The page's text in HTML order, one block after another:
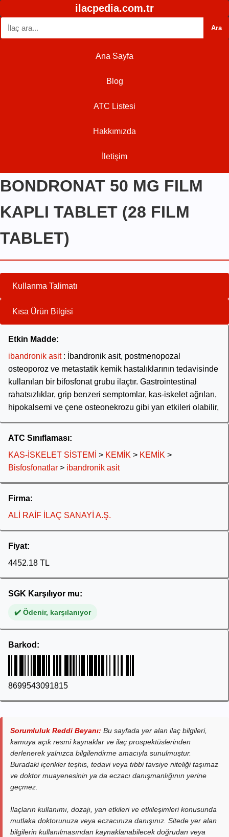
ilacpedia.com.tr
Ara
Ana Sayfa
Blog
ATC Listesi
Hakkımızda
İletişim
BONDRONAT 50 MG FILM
KAPLI TABLET (28 FILM
TABLET)
Kullanma Talimatı
Kısa Ürün Bilgisi
Etkin Madde:
ibandronik asit : İbandronik asit, postmenopozal
osteoporoz ve metastatik kemik hastalıklarının tedavisinde
kullanılan bir bifosfonat grubu ilaçtır. Gastrointestinal
rahatsızlıklar, grip benzeri semptomlar, kas-iskelet ağrıları,
hipokalsemi ve çene osteonekrozu gibi yan etkileri olabilir,
ATC Sınıflaması:
KAS-İSKELET SİSTEMİ > KEMİK > KEMİK >
Bisfosfonatlar > ibandronik asit
Firma:
ALİ RAİF İLAÇ SANAYİ A.Ş.
Fiyat:
4452.18 TL
SGK Karşılıyor mu:
✔️ Ödenir, karşılanıyor
Barkod:
8699543091815
Sorumluluk Reddi Beyanı: Bu sayfada yer alan ilaç bilgileri,
kamuya açık resmi kaynaklar ve ilaç prospektüslerinden
derlenerek yalnızca bilgilendirme amacıyla sunulmuştur.
Buradaki içerikler teşhis, tedavi veya tıbbi tavsiye niteliği taşımaz
ve doktor muayenesinin ya da eczacı danışmanlığının yerine
geçmez.
İlaçların kullanımı, dozajı, yan etkileri ve etkileşimleri konusunda
mutlaka doktorunuza veya eczacınıza danışınız. Sitede yer alan
bilgilerin kullanılmasından kaynaklanabilecek doğrudan veya